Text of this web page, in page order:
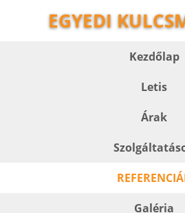
EGYEDI
Kezdőlap
Letis
Árak
Galéria